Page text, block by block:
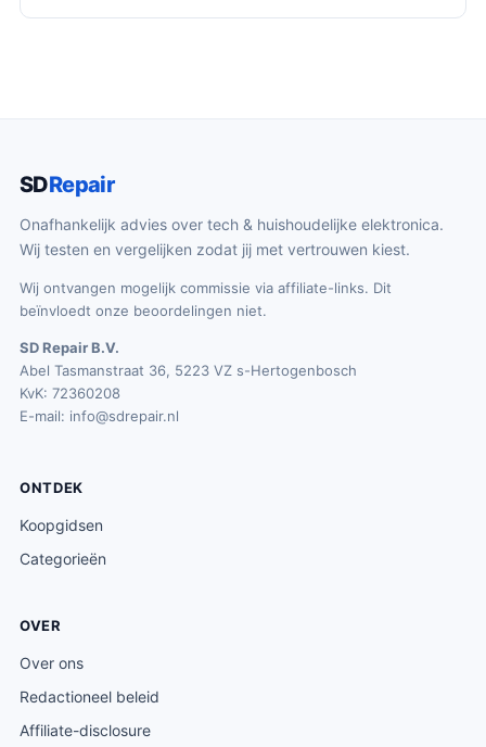
SDRepair
Onafhankelijk advies over tech & huishoudelijke elektronica.
Wij testen en vergelijken zodat jij met vertrouwen kiest.
Wij ontvangen mogelijk commissie via affiliate-links. Dit
beïnvloedt onze beoordelingen niet.
SD Repair B.V.
Abel Tasmanstraat 36, 5223 VZ s-Hertogenbosch
KvK: 72360208
E-mail: info@sdrepair.nl
ONTDEK
Koopgidsen
Categorieën
OVER
Over ons
Redactioneel beleid
Affiliate-disclosure